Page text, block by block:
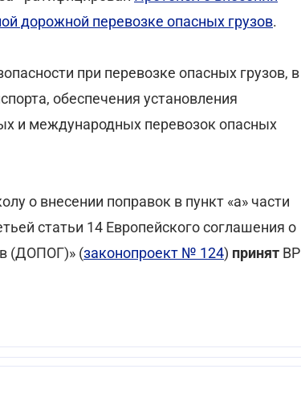
дорожной перевозке опасных грузов.
при перевозке опасных грузов, в
обеспечения установления
и международных перевозок опасных
о внесении поправок в пункт «а» части
статьи 14 Европейского соглашения о
(ДОПОГ)» (законопроект № 124) принят ВР